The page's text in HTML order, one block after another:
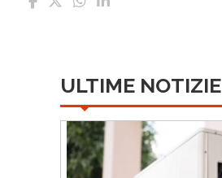
ULTIME NOTIZIE